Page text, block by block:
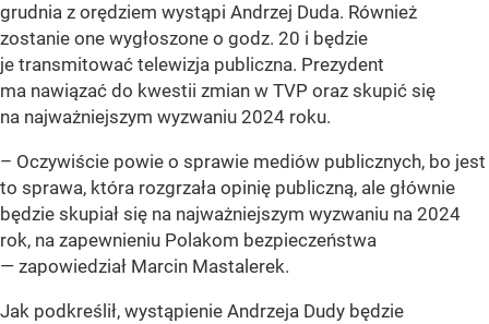
grudnia z orędziem wystąpi Andrzej Duda. Również
zostanie one wygłoszone o godz. 20 i będzie
je transmitować telewizja publiczna. Prezydent
ma nawiązać do kwestii zmian w TVP oraz skupić się
na najważniejszym wyzwaniu 2024 roku.
– Oczywiście powie o sprawie mediów publicznych, bo jest
to sprawa, która rozgrzała opinię publiczną, ale głównie
będzie skupiał się na najważniejszym wyzwaniu na 2024
rok, na zapewnieniu Polakom bezpieczeństwa
— zapowiedział Marcin Mastalerek.
Jak podkreślił, wystąpienie Andrzeja Dudy będzie